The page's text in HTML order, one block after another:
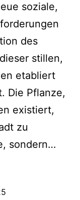
soziale,
des
stillen,
etabliert
Die Pflanze,
existiert,
zu
sondern…